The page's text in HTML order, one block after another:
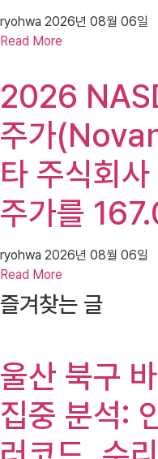
ryohwa 2026년 08월 06일
Read More
2026
주가
타 주식회
주가를
ryohwa 2026년 08월 06일
Read More
즐겨찾는 글
울산 북구
집중 분석: